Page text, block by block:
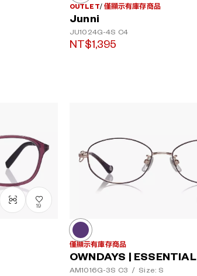
OUTLET 僅顯示有庫存商品
Junni
JU1024G-4S C4
NT$1,395
19
僅顯示有庫存商品
OWNDAYS | ESSENTIAL
AM1016G-3S C3 / Size: S